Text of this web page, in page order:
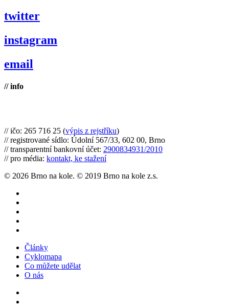
twitter
instagram
email
// info
// ičo: 265 716 25 (výpis z rejstříku)
// registrované sídlo: Údolní 567/33, 602 00, Brno
// transparentní bankovní účet: 2900834931/2010
// pro média: kontakt, ke stažení
© 2026 Brno na kole. © 2019 Brno na kole z.s.
Close
Menu
Články
Cyklomapa
Co můžete udělat
O nás